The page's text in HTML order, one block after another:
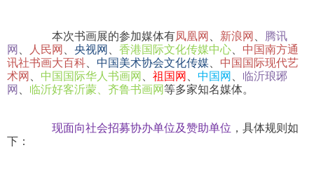
本次书画展的参加媒体有凤凰网 新浪网
腾讯
网
人民网 央视网 香港国际文化传媒中心
中国南方通
讯社书画大百科
中国美术协会文化传媒
中国国际现代艺
术网
中国国际华人书画网 祖国网 中国网
临沂琅琊
网
临沂好客沂蒙、齐鲁书画网等多家知名媒体。
现面向社会招募协办单位及赞助单位 ，具体规则如
下：